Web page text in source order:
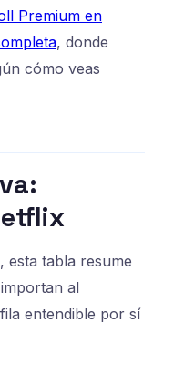
Premium en
, donde
cómo veas
esta tabla resume
al
entendible por sí